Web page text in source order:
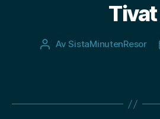
Tivat
Inläggsförfattare
AvSistaMinutenResor